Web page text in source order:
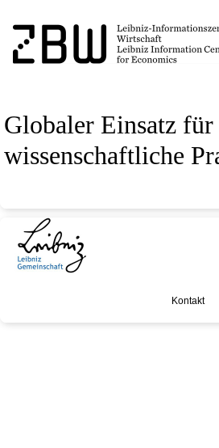
Globaler Einsatz für
wissenschaftliche
Kontakt